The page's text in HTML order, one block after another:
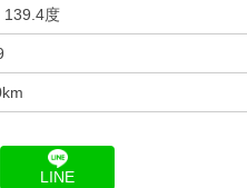
139.4度
LINE